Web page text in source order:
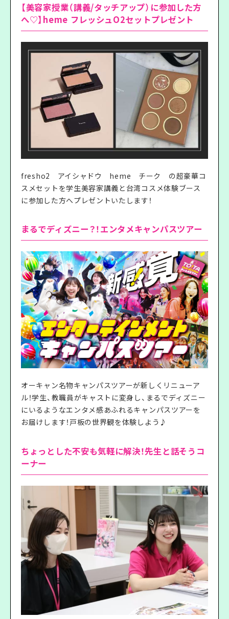
【美容家授業（講義/タッチアップ）に参加した方
へ♡】heme フレッシュO2セットプレゼント
fresho2 アイシャドウ heme チーク の超豪華コ
スメセットを学生美容家講義と台湾コスメ体験ブース
に参加した方へプレゼントいたします！
まるでディズニー？！エンタメキャンパスツアー
オーキャン名物キャンパスツアーが新しくリニューア
ル！学生、教職員がキャストに変身し、まるでディズニー
にいるようなエンタメ感あふれるキャンパスツアーを
お届けします！戸板の世界観を体験しよう♪
ちょっとした不安も気軽に解決！先生と話そうコ
ーナー